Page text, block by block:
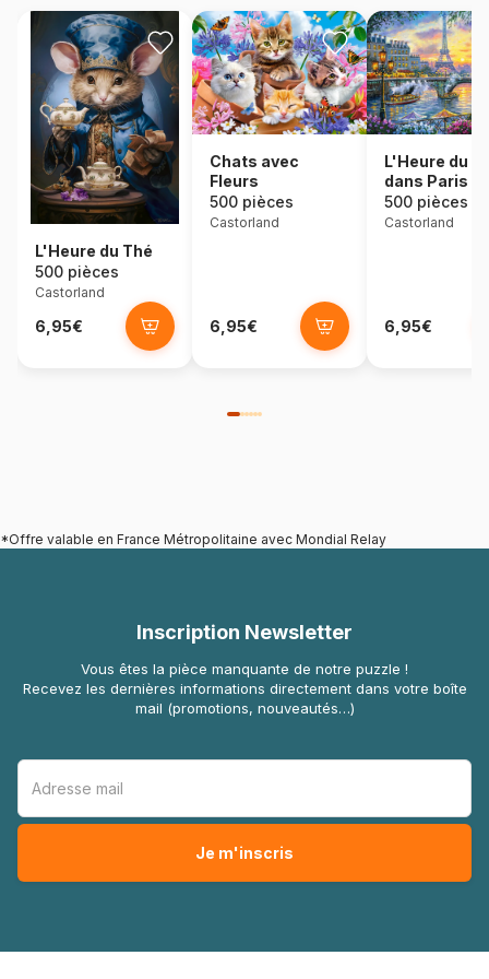
L'Heure du Thé
500 pièces
Castorland
6,95€
Chats avec
Fleurs
500 pièces
Castorland
6,95€
L'Heure du
dans Paris
500 pièces
Castorland
6,95€
*Offre valable en France Métropolitaine avec Mondial Relay
Inscription Newsletter
Vous êtes la pièce manquante de notre puzzle !
Recevez les dernières informations directement dans votre boîte
mail (promotions, nouveautés…)